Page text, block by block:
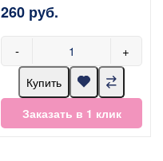
260 руб.
- +
Купить
Заказать в 1 клик